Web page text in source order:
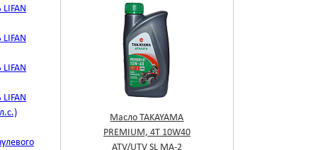
Масло TAKAYAMA
PREMIUM, 4T 10W40
ATV/UTV SL MA-2